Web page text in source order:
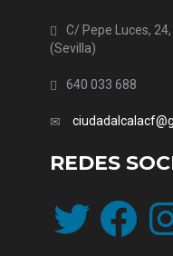
C/ Pepe Luces,
(Sevilla)
640 033 688
REDES
Twitter Facebook